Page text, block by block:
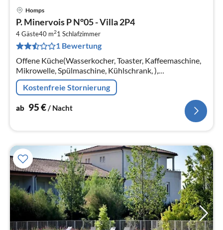
Homps
P. Minervois P N°05 - Villa 2P4
4 Gäste40 m21 Schlafzimmer
1 Bewertung
Offene Küche(Wasserkocher, Toaster, Kaffeemaschine,
Mikrowelle, Spülmaschine, Kühlschrank, ),
Wohn/Esszimmer(Doppelschlafcouch, TV, Esstisch),
Schlafzimmer(Doppelbett)
Kostenfreie Stornierung
ab 95€ / Nacht